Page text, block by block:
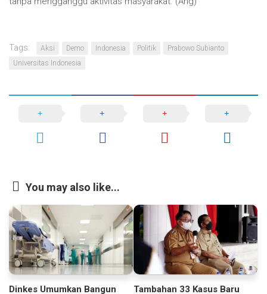
Tags: Aksi Demo Indonesia Politik
Prabowo Subianto
Universitas Indonesia
You may also like...
Dinkes Umumkan Bangun Tambahan 33 Kasus Baru